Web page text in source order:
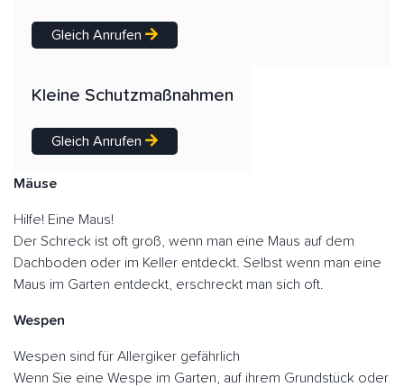
Gleich Anrufen
Kleine Schutzmaßnahmen
Gleich Anrufen
Mäuse
Hilfe! Eine Maus!
Der Schreck ist oft groß, wenn man eine Maus auf dem
Dachboden oder im Keller entdeckt. Selbst wenn man eine
Maus im Garten entdeckt, erschreckt man sich oft.
Wespen
Wespen sind für Allergiker gefährlich
Wenn Sie eine Wespe im Garten, auf ihrem Grundstück oder